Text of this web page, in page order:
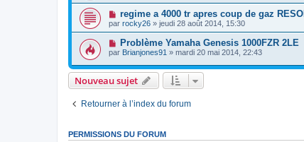
regime a 4000 tr apres coup de gaz
par rocky26 » jeudi 28 août 2014, 15:30
Problème Yamaha Genesis 1000FZR 2LE
par Brianjones91 » mardi 20 mai 2014, 22:43
Nouveau sujet
Retourner à l’index du forum
PERMISSIONS DU FORUM